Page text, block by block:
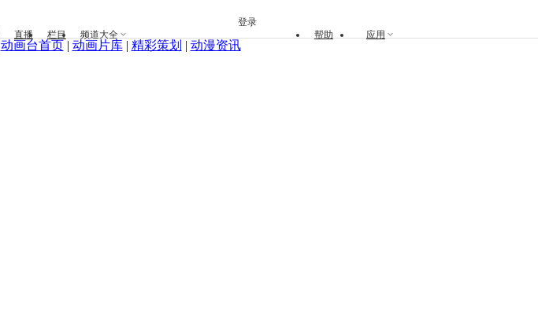
直播 栏目 频道大全 帮助 应用
登录
动画台首页| 动画片库| 精彩策划 | 动漫资讯